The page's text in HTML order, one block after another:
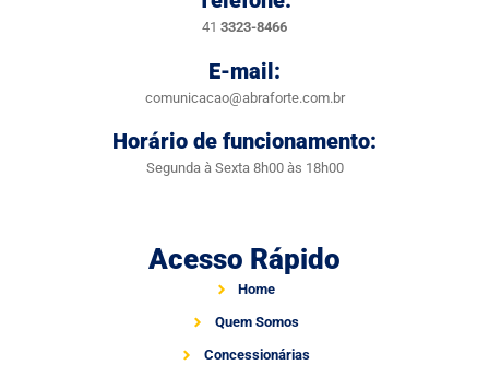
41 3323-8466
E-mail:
comunicacao@abraforte.com.br
Horário de funcionamento:
Segunda à Sexta 8h00 às 18h00
Acesso Rápido
Home
Quem Somos
Concessionárias